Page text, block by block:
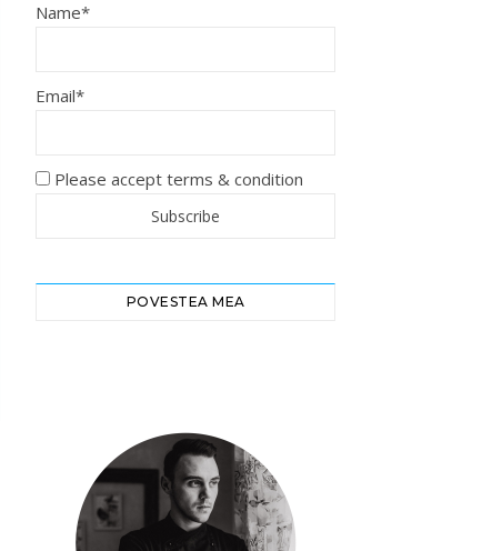
Name*
Email*
Please accept terms & condition
POVESTEA MEA